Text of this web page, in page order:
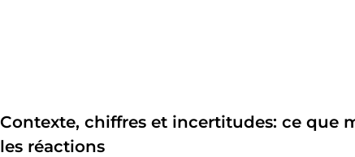
Contexte, chiffres et incertitudes: ce que
les réactions